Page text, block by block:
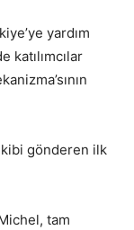
yardım
katılımcılar
gönderen ilk
tam